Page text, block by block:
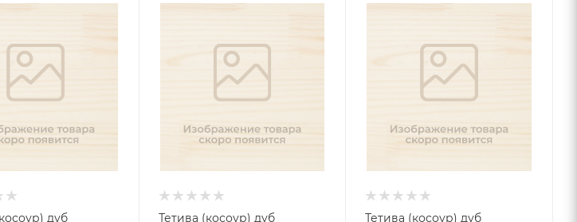
дуб
Тетива (косоур) дуб
Тетива (косоур) дуб